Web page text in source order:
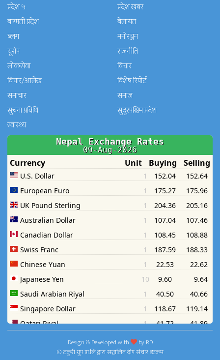
प्रदेश ५
प्रदेश खबर
बाग्मती प्रदेश
बेलायत
ब्लग
मनाेरञ्जन
यूरोप
राजनीति
लोकसेवा
विचार
विचार/आलेख
विशेष रिपोर्ट
समाचार
समाज
सुचना प्रविधि
सुदूरपश्चिम प्रदेश
स्वास्थ्य
Design & Developed with byRD
© ठकुरी ग्रुप प्रा.लि द्वारा सञ्चालित दीप संचार डटकम